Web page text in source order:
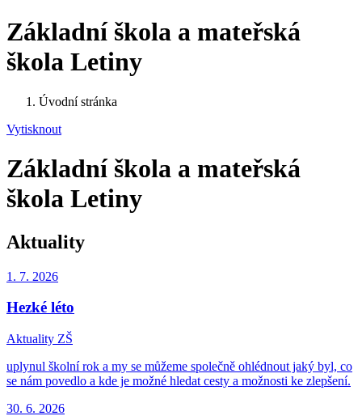
Základní škola a mateřská
škola Letiny
Úvodní stránka
Vytisknout
Základní škola a mateřská
škola Letiny
Aktuality
1. 7. 2026
Hezké léto
Aktuality ZŠ
uplynul školní rok a my se můžeme společně ohlédnout jaký byl, co
se nám povedlo a kde je možné hledat cesty a možnosti ke zlepšení.
30. 6. 2026